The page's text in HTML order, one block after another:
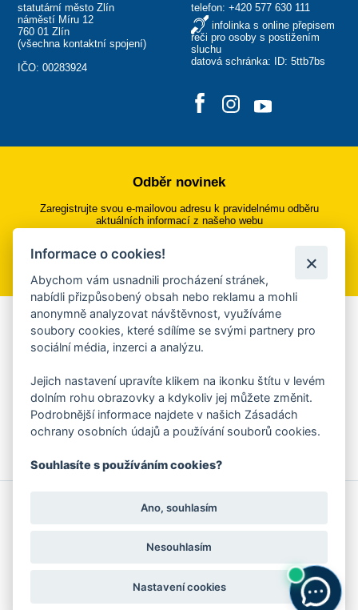
statutární město Zlín
náměstí Míru 12
760 01 Zlín
(všechna kontaktní spojení)
IČO: 00283924
telefon: +420 577 630 111
infolinka s online přepisem
řeči pro osoby s postižením
sluchu
datová schránka: ID: 5ttb7bs
Odběr novinek
Zaregistrujte svou e-mailovou adresu k pravidelnému odběru
aktuálních informací z našeho webu
Přihlásit se k odběru
Aplikace Mobilní rozhlas
Chcete dostávat do svého mobilu či mailu upozornění na
ankety, pozvánky na kulturní a sportovní akce?
Více informací o aplikaci
Ochrana osobních údajů
Informace o cookies!
Abychom vám usnadnili procházení stránek,
nabídli přizpůsobený obsah nebo reklamu a mohli
anonymně analyzovat návštěvnost, využíváme
soubory cookies, které sdílíme se svými partnery pro
sociální média, inzerci a analýzu.
Jejich nastavení upravíte klikem na ikonku štítu v levém
dolním rohu obrazovky a kdykoliv jej můžete změnit.
Podrobnější informace najdete v našich Zásadách
ochrany osobních údajů a používání souborů cookies.
Souhlasíte s používáním cookies?
Ano, souhlasím
Nesouhlasím
Nastavení cookies